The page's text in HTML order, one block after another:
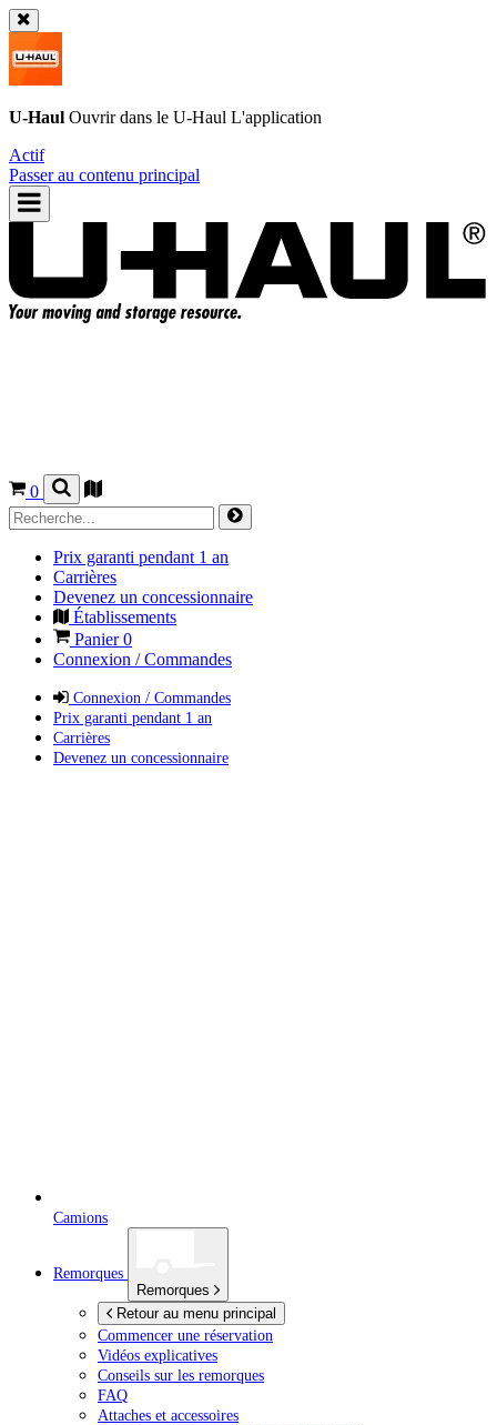
U-Haul Ouvrir dans le U-Haul L'application
Actif
Passer au contenu principal
0
Prix garanti pendant 1 an
Carrières
Devenez un concessionnaire
Établissements
Panier0
Connexion / Commandes
Connexion / Commandes
Prix garanti pendant 1 an
Carrières
Devenez un concessionnaire
Camions
Remorques
Remorques
Retour au menu principal
Commencer une réservation
Vidéos explicatives
Conseils sur les remorques
FAQ
Attaches et accessoires